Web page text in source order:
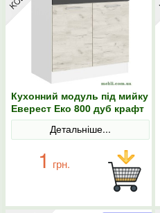
Кухонний модуль під мийку
Еверест Еко 800 дуб крафт
білий/графіт/білий
80х46х82Детальніше...
1 грн.